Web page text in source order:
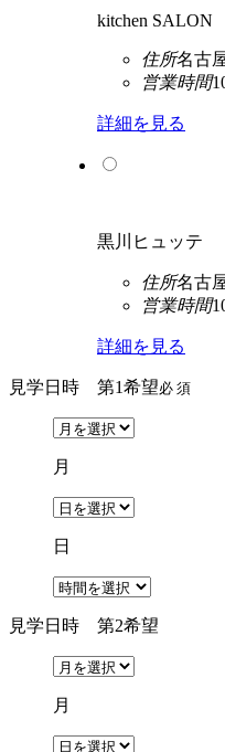
kitchen SALON
住所名古
営業時間
詳細を見る
黒川ヒュッテ
住所名古
営業時間
詳細を見る
見学日時 第1希望必 須
月
日
見学日時 第2希望
月